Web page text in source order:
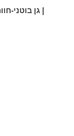
| גן בוטני-